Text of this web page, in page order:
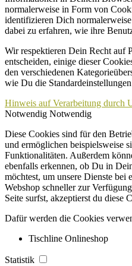
normalerweise in Form von
identifizieren Dich
dabei zu erfahren, wie ihre
Wir respektieren Dein Recht auf
entscheiden, einige dieser
den verschiedenen
wie Du die Standardeinstellungen
Hinweis auf Verarbeitung durch
Notwendig Notwendig
Diese Cookies sind für den
und ermöglichen beispielsweise
Funktionalitäten. Außerdem
ebenfalls erkennen, ob Du in
möchtest, um unsere Dienste bei
Webshop schneller zur
Seite surfst, akzeptierst du diese
Dafür werden die Cookies
Tischline Onlineshop
Statistik